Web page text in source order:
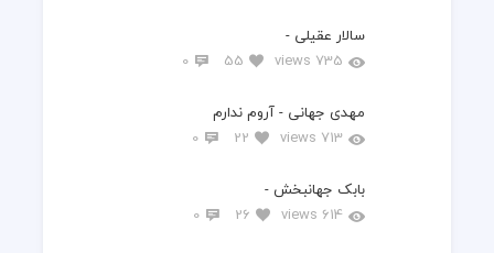
سالار عقیلی -
735 views
55
0
مهدی جهانی - آروم ندارم
713 views
22
0
بابک جهانبخش -
614 views
26
0